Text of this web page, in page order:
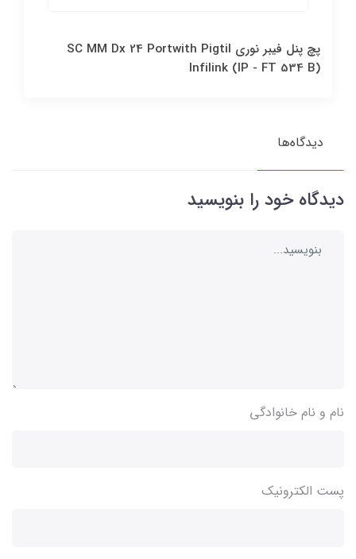
پچ پنل فيبر نوري SC MM Dx 24 Portwith Pigtil
Infilink (IP - FT 534 B)
دیدگاه‌ها
دیدگاه خود را بنویسید
نام و نام خانوادگی
پست الکترونیک